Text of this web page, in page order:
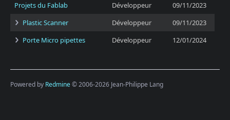
Projets du Fablab
Développeur
09/11/2023
Plastic Scanner
Développeur
09/11/2023
Porte Micro pipettes
Développeur 12/01/2024
Powered by Redmine© 2006-2026 Jean-Philippe Lang